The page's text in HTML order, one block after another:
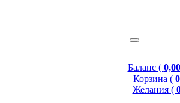
Баланс (
Корзина ( 0
Желания (